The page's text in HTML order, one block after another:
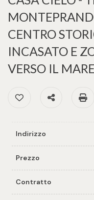
CENTRO
INCASATO E
VERSO IL
Preferiti: Cod.Condividi
Indirizzo
Prezzo
Contratto
Richiedi
un
vendi il
Provincia
Comune
Tipologia
multiscelta